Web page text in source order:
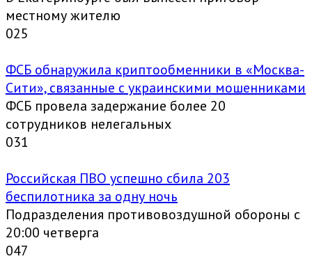
местному жителю
025
ФСБ обнаружила криптообменники в «Москва-
Сити», связанные с украинскими мошенниками
ФСБ провела задержание более 20
сотрудников нелегальных
031
Российская ПВО успешно сбила 203
беспилотника за одну ночь
Подразделения противовоздушной обороны с
20:00 четверга
047